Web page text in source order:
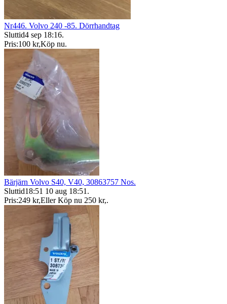
Nr446. Volvo 240 -85. Dörrhandtag
Sluttid4 sep 18:16.
Pris:100 kr,Köp nu.
Bärjärn Volvo S40, V40, 30863757 Nos.
Sluttid18:51 10 aug 18:51 .
Pris:249 kr,Eller Köp nu 250 kr,.